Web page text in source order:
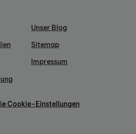
Unser Blog
Sitemap
Impressum
Cookie-Einstellungen